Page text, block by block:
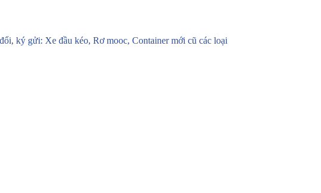
ký gửi: Xe đầu kéo, Rơ mooc, Container mới cũ các loại